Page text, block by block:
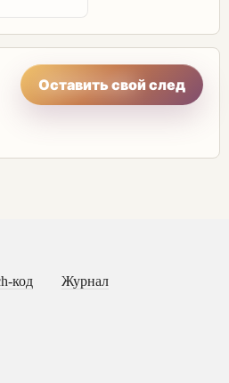
Оставить свой след
код Журнал